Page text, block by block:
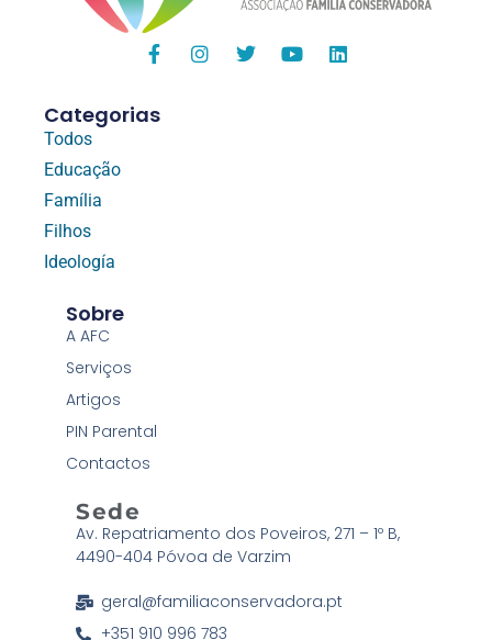
Categorias
Todos
Educação
Família
Filhos
Ideología
Sobre
A AFC
Serviços
Artigos
PIN Parental
Contactos
Sede
Av. Repatriamento dos Poveiros, 271 – 1º B,
4490-404 Póvoa de Varzim
geral@familiaconservadora.pt
+351 910 996 783